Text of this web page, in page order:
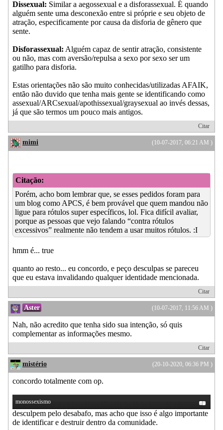
Dissexual: Similar a aegossexual e a disforassexual. É quando
alguém sente uma desconexão entre si próprie e seu objeto de
atração, especificamente por causa da disforia de gênero que
sente.
Disforassexual: Alguém capaz de sentir atração, consistente
ou não, mas com aversão/repulsa a sexo por sexo ser um
gatilho para disforia.
Estas orientações não são muito conhecidas/utilizadas AFAIK,
então não duvido que tenha mais gente se identificando como
assexual/ARCsexual/apothissexual/graysexual ao invés dessas,
já que são termos um pouco mais antigos.
Citar
(10-07-2017, 06:21 AM )
mimi
Citação:
Porém, acho bom lembrar que, se esses pedidos foram para
um blog como APCS, é bem provável que quem mandou não
ligue para rótulos super específicos, lol. Fica difícil avaliar,
porque as pessoas que vejo falando “contra rótulos
excessivos” realmente não tendem a usar muitos rótulos. :I
hmm é... true
quanto ao resto... eu concordo, e peço desculpas se pareceu
que eu estava invalidando qualquer identidade mencionada.
Citar
(10-07-2017, 11:56 AM )
Aster
Nah, não acredito que tenha sido sua intenção, só quis
complementar as informações mesmo.
Citar
(20-10-2020, 06:36 PM )
mistério
concordo totalmente com op.
monossexismo
desculpem pelo desabafo, mas acho que isso é algo importante
de identificar e destruir dentro da comunidade.